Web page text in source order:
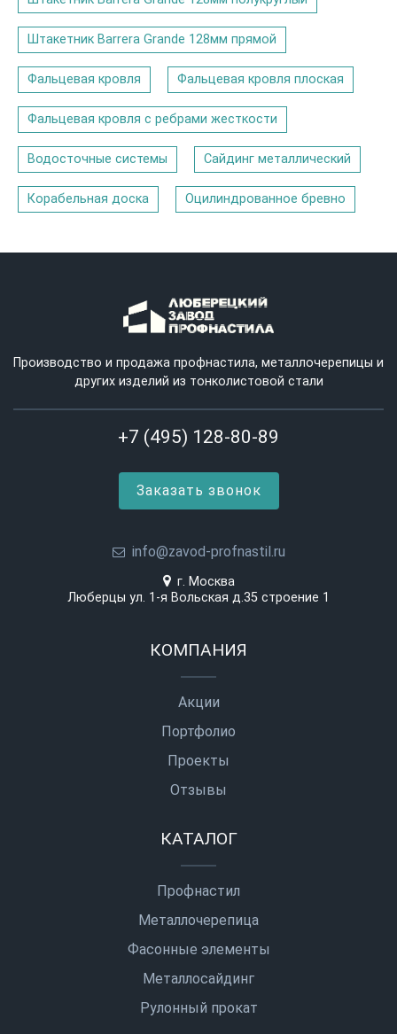
Штакетник Barrera Grande 128мм прямой
Фальцевая кровля Фальцевая кровля плоская
Фальцевая кровля с ребрами жесткости
Водосточные системы Сайдинг металлический
Корабельная доска Оцилиндрованное бревно
Производство и продажа профнастила, металлочерепицы и
других изделий из тонколистовой стали
+7 (495) 128-80-89
Заказать звонок
info@zavod-profnastil.ru
г. Москва
Люберцы ул. 1-я Вольская д.35 строение 1
КОМПАНИЯ
Акции
Портфолио
Проекты
Отзывы
КАТАЛОГ
Профнастил
Металлочерепица
Фасонные элементы
Металлосайдинг
Рулонный прокат